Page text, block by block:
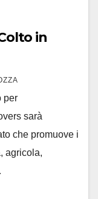
in
per
sarà
che promuove i
agricola,